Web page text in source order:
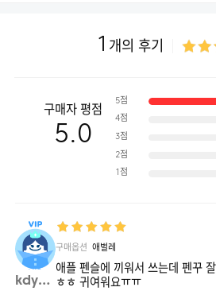
1 개의 후기
구매자 평점
5.0
5점
4점
3점
2점
1점
kdy31**
구매옵션 애벌레
애플 펜슬에 끼워서 쓰는데 펜꾸
ㅎㅎ 귀여워요ㅠㅠ